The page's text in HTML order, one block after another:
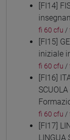
[FI14]
fi 60 cfu /
[FI15]
iniziale
fi 60 cfu /
[FI16]
fi 60 cfu /
[FI17]
LINGUA